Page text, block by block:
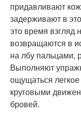
придавливают
задерживают в
это время взгляд
возвращаются в
на лбу пальцами,
Выполняют
ощущаться
круговыми
бровей.